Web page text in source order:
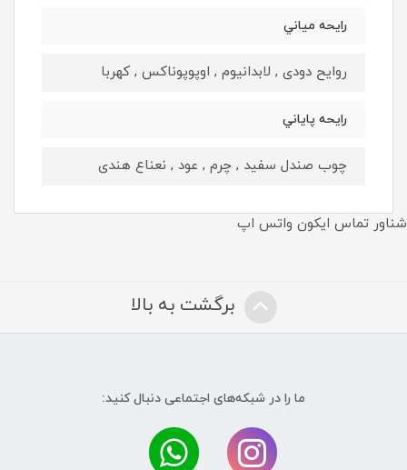
رايحه مياني
روایح دودی , لابدانیوم , اوپوپوناکس , کهربا
رايحه پاياني
چوب صندل سفید , چرم , عود , نعناع هندی
شناور تماس ایکون واتس اپ
برگشت به بالا
ما را در شبکه‌های اجتماعی دنبال کنید: